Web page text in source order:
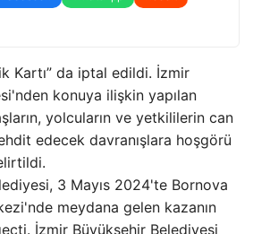
Kartı” da iptal edildi. İzmir
konuya ilişkin yapılan
yolcuların ve yetkililerin can
edecek davranışlara hoşgörü
3 Mayıs 2024'te Bornova
meydana gelen kazanın
İzmir Büyükşehir Belediyesi